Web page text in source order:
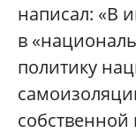
написал: «В
в
политику